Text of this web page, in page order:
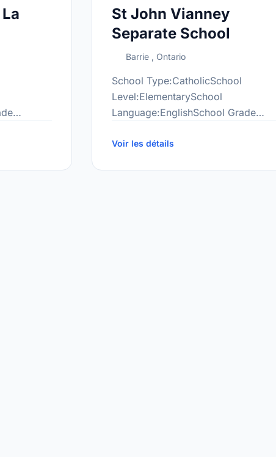
lasource/Pages/default.aspx
St John Vianney
Separate School
Barrie , Ontario
School Type:CatholicSchool
Level:ElementarySchool
Language:EnglishSchool Grade
at:http://www.smcdsb.on.ca/sjv/
Voir les détails